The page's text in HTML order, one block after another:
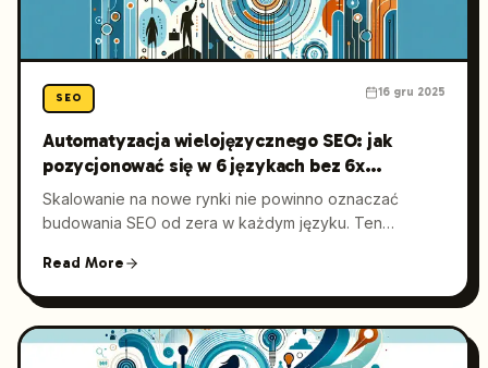
SEO 16 gru 2025
Automatyzacja wielojęzycznego SEO: jak
pozycjonować się w 6 językach bez 6x
większego nakładu pracy
Skalowanie na nowe rynki nie powinno oznaczać
budowania SEO od zera w każdym języku. Ten
wielojęzyczne SEO — od researchu i produkcji treści,
przez technikalia, po link building — aby rosnąć w
zarządzania.
Read More